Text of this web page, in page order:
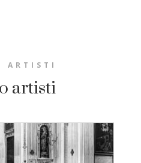
ARTISTI
artisti